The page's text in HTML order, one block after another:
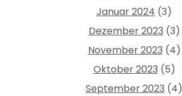
Januar 2024 (3)
Dezember 2023 (3)
November 2023 (4)
Oktober 2023 (5)
September 2023 (4)